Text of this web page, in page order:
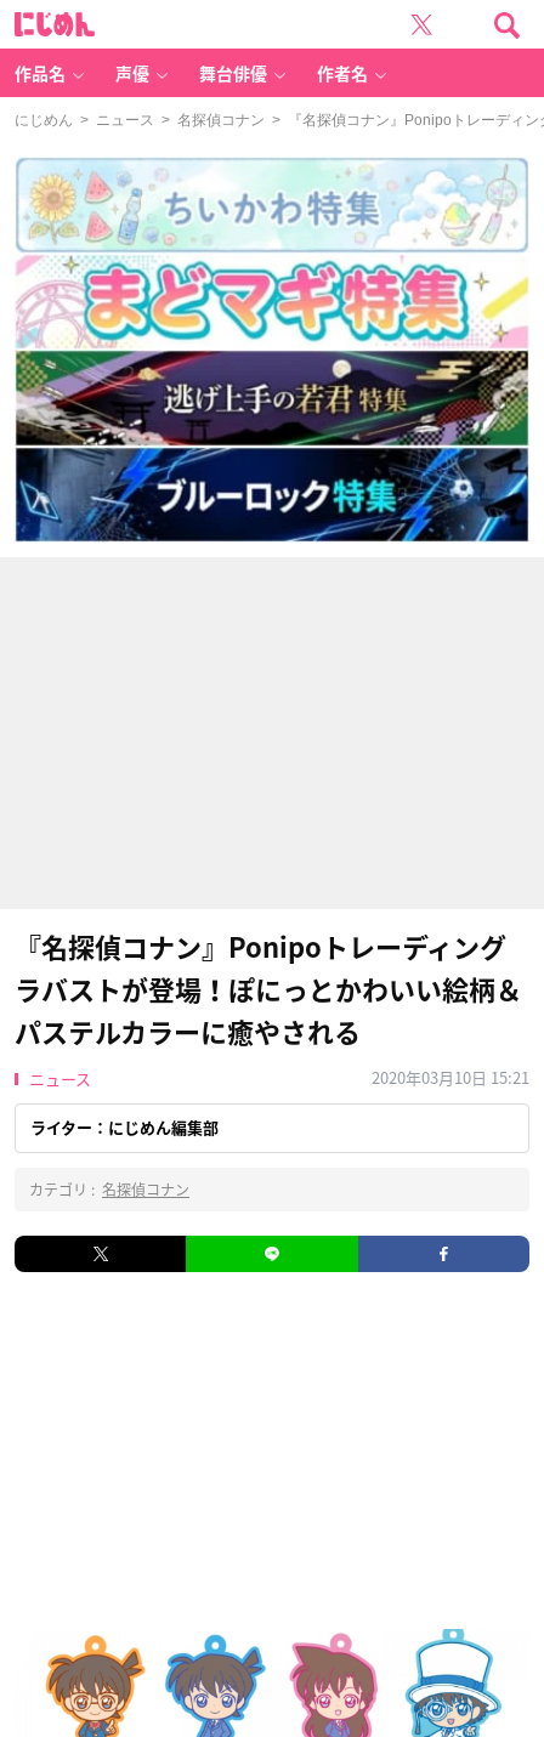
作品名 声優 舞台俳優 作者名
にじめん > ニュース > 名探偵コナン > 『名探偵コナン』Ponipoトレーディ
『名探偵コナン』Ponipoトレーディング
ラバストが登場！ぽにっとかわいい絵柄＆
パステルカラーに癒やされる
ニュース 2020年03月10日 15:21
ライター：にじめん編集部
カテゴリ : 名探偵コナン